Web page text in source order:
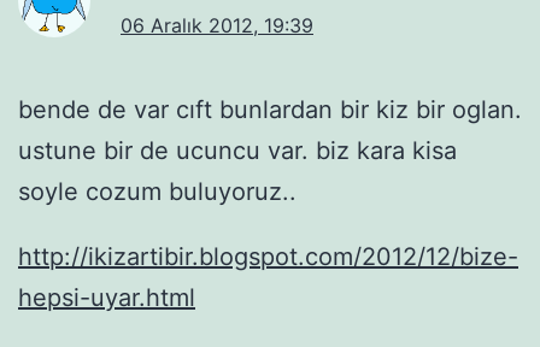
06 Aralık 2012, 19:39
bende de var cıft bunlardan bir kiz bir oglan.
ustune bir de ucuncu var. biz kara kisa
soyle cozum buluyoruz..
http://ikizartibir.blogspot.com/2012/12/bize-
hepsi-uyar.html